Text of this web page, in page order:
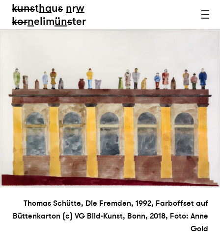
kunsthaus nrw
kornelimünster
Thomas Schütte, Die Fremden, 1992, Farboffset auf
Büttenkarton (c) VG Bild-Kunst, Bonn, 2018, Foto: Anne
Gold